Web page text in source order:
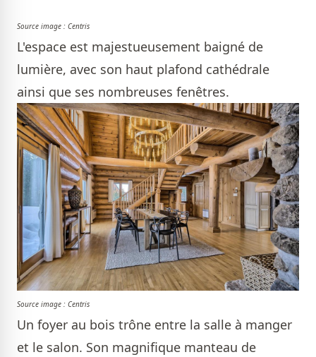
Source image : Centris
L'espace est majestueusement baigné de
lumière, avec son haut plafond cathédrale
ainsi que ses nombreuses fenêtres.
Source image : Centris
Un foyer au bois trône entre la salle à manger
et le salon. Son magnifique manteau de